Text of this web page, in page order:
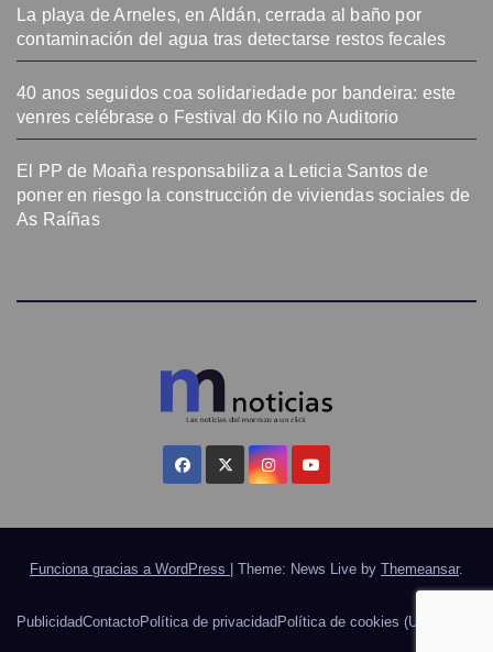
La playa de Arneles, en Aldán, cerrada al baño por
contaminación del agua tras detectarse restos fecales
40 anos seguidos coa solidariedade por bandeira: este
venres celébrase o Festival do Kilo no Auditorio
El PP de Moaña responsabiliza a Leticia Santos de
poner en riesgo la construcción de viviendas sociales de
As Raíñas
Funciona gracias a WordPress Theme: News Live by Themeansar.
PublicidadContactoPolítica de privacidad Política de cookies (UE)